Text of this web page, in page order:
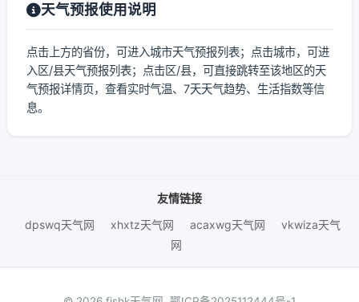
天气预报使用说明
点击上方的省份，可进入城市天气预报列表；点击城市，可进
入区/县天气预报列表；点击区/县，可直接跳转至该地区的天
气预报详情页，查看实时气温、7天天气趋势、生活指数等信
息。
友情链接
dpswq天气网
xhxtz天气网 acaxwg天气网
vkwiza天气
网